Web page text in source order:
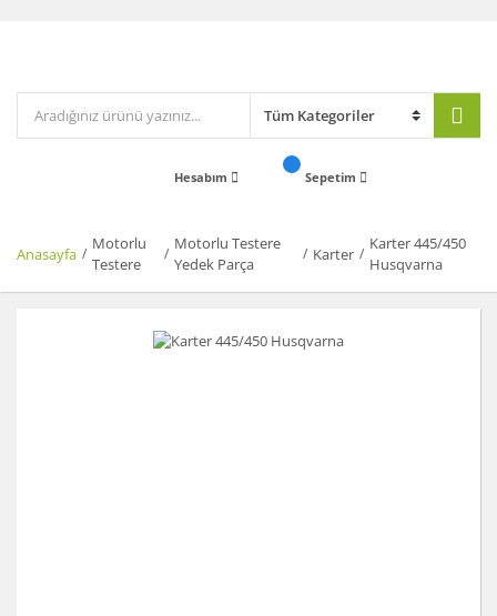
Hesabım Sepetim
Anasayfa
Motorlu
Testere
Motorlu Testere
Yedek Parça
Karter
Karter 445/450
Husqvarna